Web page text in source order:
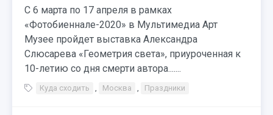
С 6 марта по 17 апреля в рамках
«Фотобиеннале-2020» в Мультимедиа Арт
Музее пройдет выставка Александра
Слюсарева «Геометрия света», приуроченная к
10-летию со дня смерти автора.......
Куда сходить , Москва , Праздники